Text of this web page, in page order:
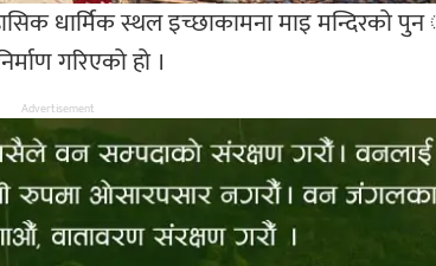
धार्मिक स्थल इच्छाकामना माइ मन्दिरको
गरिएको हो ।
Advertisement